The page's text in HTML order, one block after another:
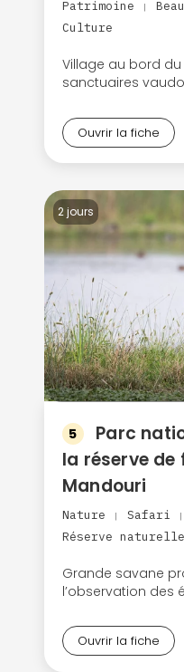
Patrimoine |
Culture
Village au bord
sanctuaires
Ouvrir la fiche
2 jours
5
Parc
la réserve de
Mandouri
Nature | Safari |
Réserve naturelle
Grande savane
l’observation des
Ouvrir la fiche